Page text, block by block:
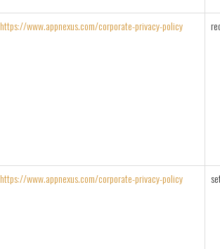
https://www.appnexus.com/corporate-privacy-policy
https://www.appnexus.com/corporate-privacy-policy